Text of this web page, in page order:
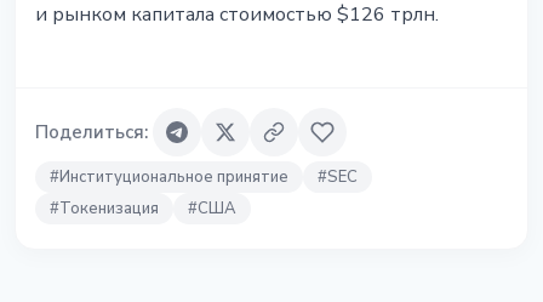
и рынком капитала стоимостью $126 трлн.
Поделиться:
#Институциональное принятие #SEC
#Токенизация #США